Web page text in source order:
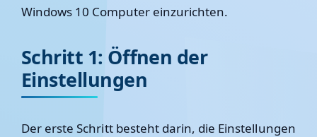
Windows 10 Computer einzurichten.
Schritt 1: Öffnen der
Einstellungen
Der erste Schritt besteht darin, die Einstellungen